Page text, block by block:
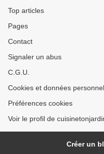
Top articles
Pages
Contact
Signaler un abus
C.G.U.
Cookies et données
Préférences cookies
Voir le profil de
Créer un